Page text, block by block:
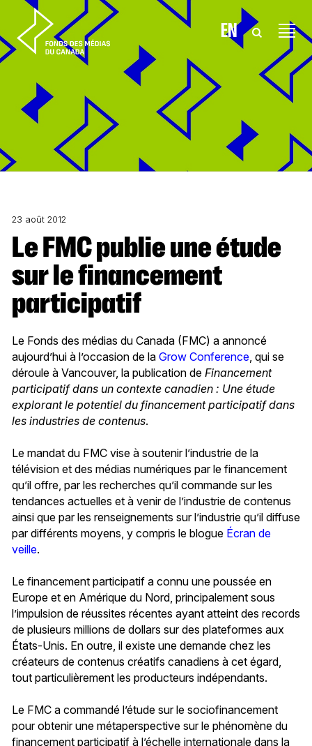
Aller au contenu EN
23 août 2012
Le FMC publie une étude
sur le financement
participatif
Le Fonds des médias du Canada (FMC) a annoncé
aujourd’hui à l’occasion de la Grow Conference , qui se
déroule à Vancouver, la publication de Financement
participatif dans un contexte canadien : Une étude
explorant le potentiel du financement participatif dans
les industries de contenus.
Le mandat du FMC vise à soutenir l’industrie de la
télévision et des médias numériques par le financement
qu’il offre, par les recherches qu’il commande sur les
tendances actuelles et à venir de l’industrie de contenus
ainsi que par les renseignements sur l’industrie qu’il diffuse
par différents moyens, y compris le blogue Écran de
veille.
Le financement participatif a connu une poussée en
Europe et en Amérique du Nord, principalement sous
l’impulsion de réussites récentes ayant atteint des records
de plusieurs millions de dollars sur des plateformes aux
États-Unis. En outre, il existe une demande chez les
créateurs de contenus créatifs canadiens à cet égard,
tout particulièrement les producteurs indépendants.
Le FMC a commandé l’étude sur le sociofinancement
pour obtenir une métaperspective sur le phénomène du
financement participatif à l’échelle internationale dans la